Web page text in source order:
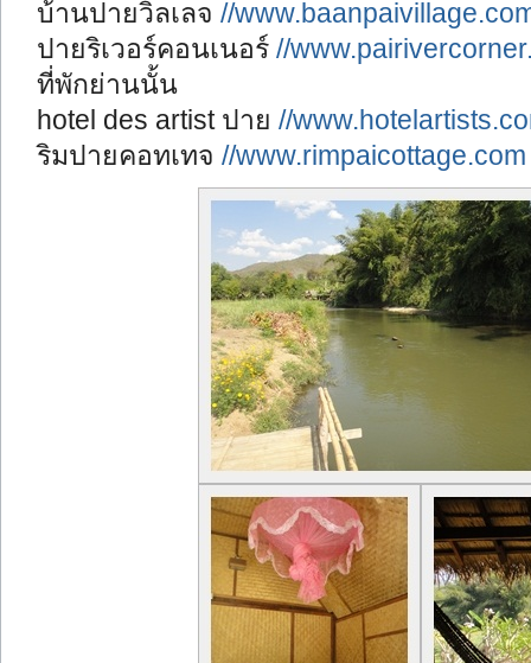
บ้านปายวิลเลจ //
ปายริเวอร์คอนเนอร์ //
ที่พักย่านนั้น
hotel des artist ปาย //
ริมปายคอทเทจ //www.rimpaicottage.com